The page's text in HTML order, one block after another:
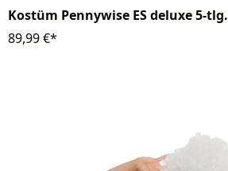
Kostüm Pennywise ES deluxe 5-tlg.
89,99 €*